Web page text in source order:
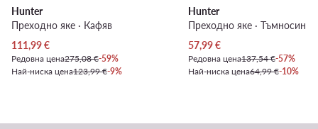
Hunter
Преходно яке · Кафяв
Актуална цена
111,99€
Редовна цена275,08 €-59%
Най-ниска цена123,99 €-9%
Hunter
Преходно яке · Тъмносин
Актуална цена
57,99€
Редовна цена137,54 €-57%
Най-ниска цена64,99 €-10%